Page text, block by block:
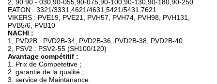
2, 90:90 - 030,90-055,90-075,90-100,90-130,90-180,90-250
EATON : 3321/3331,4621/4631,5421/5431,7621
VIKERS : PVE19, PVE21, PVH57, PVH74, PVH98, PVH131,
PVB5/6, PVB10
NACHI :
1, PVD2B : PVD2B-34, PVD2B-36, PVD2B-38, PVD2B-40
2, PSV2 : PSV2-55 (SH100/120)
Avantage compétitif :
1. Prix de Competetive ;
2. garantie de la qualité ;
3. service de Maintanance.